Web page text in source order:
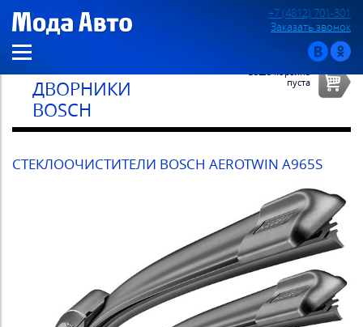
+7 (4812) 701-301
Заказать звонок
ДВОРНИКИ
BOSCH
Ваша корзина
пуста
СТЕКЛООЧИСТИТЕЛИ BOSCH AEROTWIN A965S